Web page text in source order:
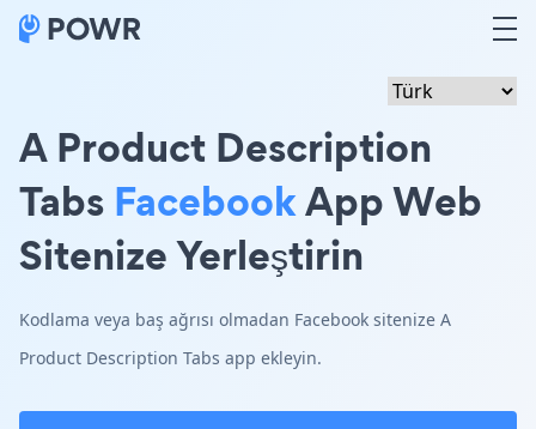
A Product Description
Tabs FacebookApp Web
Sitenize Yerleştirin
Kodlama veya baş ağrısı olmadan Facebook sitenize A
Product Description Tabs app ekleyin.